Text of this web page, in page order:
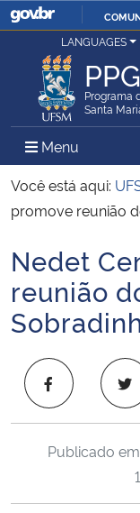
Ministério da Justiça e
Ministério da Defesa
Ministério das Relações
Ministério da Infraestrutura
Ministério da Agricultura,
Ministério da Educação
LANGUAGES
Programa
Santa
Menu Menu
Você está aqui:
promove reunião
Início do conteúdo
Nedet
reunião
Publicado em